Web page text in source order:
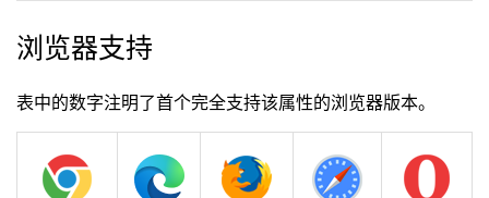
浏览器支持
表中的数字注明了首个完全支持该属性的浏览器版本。